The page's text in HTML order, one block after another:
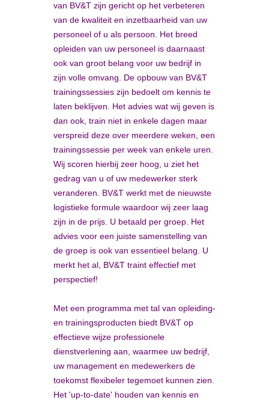
van BV&T zijn gericht op het verbeteren
van de kwaliteit en inzetbaarheid van uw
personeel of u als persoon. Het breed
opleiden van uw personeel is daarnaast
ook van groot belang voor uw bedrijf in
zijn volle omvang. De opbouw van BV&T
trainingssessies zijn bedoelt om kennis te
laten beklijven. Het advies wat wij geven is
dan ook, train niet in enkele dagen maar
verspreid deze over meerdere weken, een
trainingssessie per week van enkele uren.
Wij scoren hierbij zeer hoog, u ziet het
gedrag van u of uw medewerker sterk
veranderen. BV&T werkt met de nieuwste
logistieke formule waardoor wij zeer laag
zijn in de prijs. U betaald per groep. Het
advies voor een juiste samenstelling van
de groep is ook van essentieel belang. U
merkt het al, BV&T traint effectief met
perspectief!
Met een programma met tal van opleiding-
en trainingsproducten biedt BV&T op
effectieve wijze professionele
dienstverlening aan, waarmee uw bedrijf,
uw management en medewerkers de
toekomst flexibeler tegemoet kunnen zien.
Het 'up-to-date' houden van kennis en